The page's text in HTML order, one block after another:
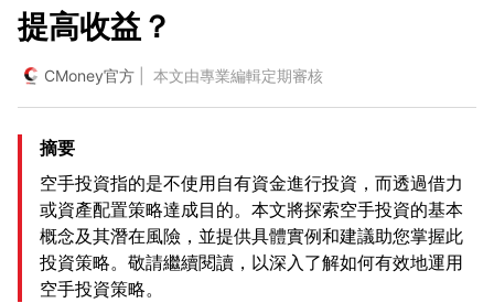
提高收益？
CMoney官方 | 本文由專業編輯定期審核
摘要
空手投資指的是不使用自有資金進行投資，而透過借力
或資產配置策略達成目的。本文將探索空手投資的基本
概念及其潛在風險，並提供具體實例和建議助您掌握此
投資策略。敬請繼續閱讀，以深入了解如何有效地運用
空手投資策略。